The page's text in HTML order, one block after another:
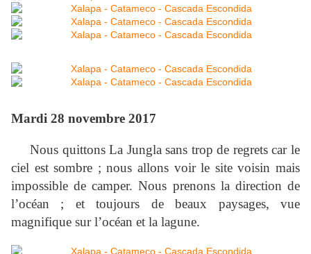
Mardi 28 novembre 2017
Nous quittons La Jungla sans trop de regrets car le
ciel est sombre ; nous allons voir le site voisin mais
impossible de camper. Nous prenons la direction de
l’océan ; et toujours de beaux paysages, vue
magnifique sur l’océan et la lagune.